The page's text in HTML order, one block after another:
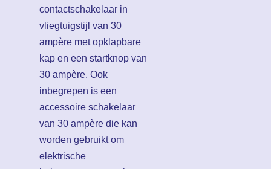
contactschakelaar in
vliegtuigstijl van 30
ampère met opklapbare
kap en een startknop van
30 ampère. Ook
inbegrepen is een
accessoire schakelaar
van 30 ampère die kan
worden gebruikt om
elektrische